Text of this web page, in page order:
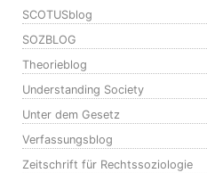
SCOTUSblog
SOZBLOG
Theorieblog
Understanding Society
Unter dem Gesetz
Verfassungsblog
Zeitschrift für Rechtssoziologie